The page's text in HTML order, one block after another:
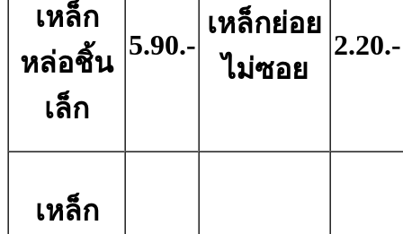
เหล็ก
หล่อชิ้น
เล็ก
5.90.-
เหล็กย่อย
ไม่ซอย
2.20.-
เหล็ก